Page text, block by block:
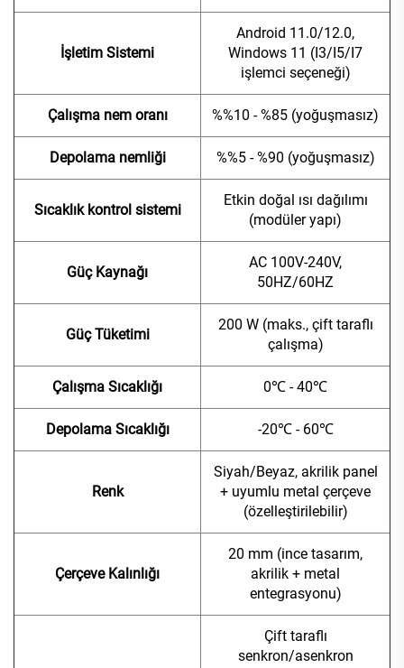
İşletim Sistemi
Android 11.0/12.0,
Windows 11 (I3/I5/I7
işlemci seçeneği)
Çalışma nem oranı %%10 - %85 (yoğuşmasız)
Depolama nemliği %%5 - %90 (yoğuşmasız)
Sıcaklık kontrol sistemi
Etkin doğal ısı dağılımı
(modüler yapı)
Güç Kaynağı
AC 100V-240V,
50HZ/60HZ
Güç Tüketimi
200 W (maks., çift taraflı
çalışma)
Çalışma Sıcaklığı 0℃ - 40℃
Depolama Sıcaklığı -20℃ - 60℃
Renk
Siyah/Beyaz, akrilik panel
+ uyumlu metal çerçeve
(özelleştirilebilir)
Çerçeve Kalınlığı
20 mm (ince tasarım,
akrilik + metal
entegrasyonu)
Çift taraflı
senkron/asenkron